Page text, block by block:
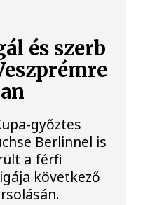
és szerb
győztes
Berlinnel is
a férfi
következő